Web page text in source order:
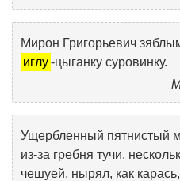
Мирон Григорьевич
иглу-цыганку суровинку.
Ущербленный пятнистый
из-за гребня тучи,
чешуей, нырял, как